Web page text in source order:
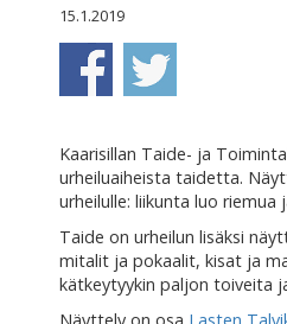
15.1.2019
Kaarisillan Taide- ja
urheiluaiheista taidetta.
urheilulle: liikunta luo
Taide on urheilun lisäksi
mitalit ja pokaalit, kisat ja
kätkeytyykin paljon toiveita